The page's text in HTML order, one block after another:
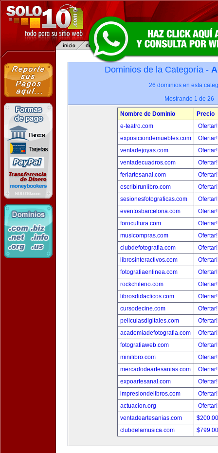
Dominios de la Categoría -
26 dominios en esta
Mostrando 1 de 26
Nombre de Dominio
Precio
e-teatro.com
exposiciondemuebles.com
ventadejoyas.com
ventadecuadros.com
feriartesanal.com
escribirunlibro.com
sesionesfotograficas.com
eventosbarcelona.com
forocultura.com
musicompras.com
clubdefotografia.com
librosinteractivos.com
fotografiaenlinea.com
rockchileno.com
librosdidacticos.com
cursodecine.com
peliculasdigitales.com
academiadefotografia.com
fotografiaweb.com
minilibro.com
mercadodeartesanias.com
expoartesanal.com
impresiondelibros.com
actuacion.org
ventadeartesanias.com
clubdelamusica.com